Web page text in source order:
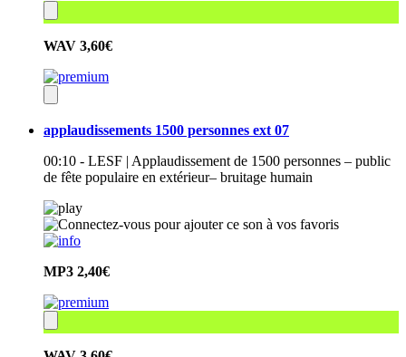
WAV 3,60€
applaudissements 1500 personnes ext 07
00:10 - LESF | Applaudissement de 1500 personnes – public
de fête populaire en extérieur– bruitage humain
MP3 2,40€